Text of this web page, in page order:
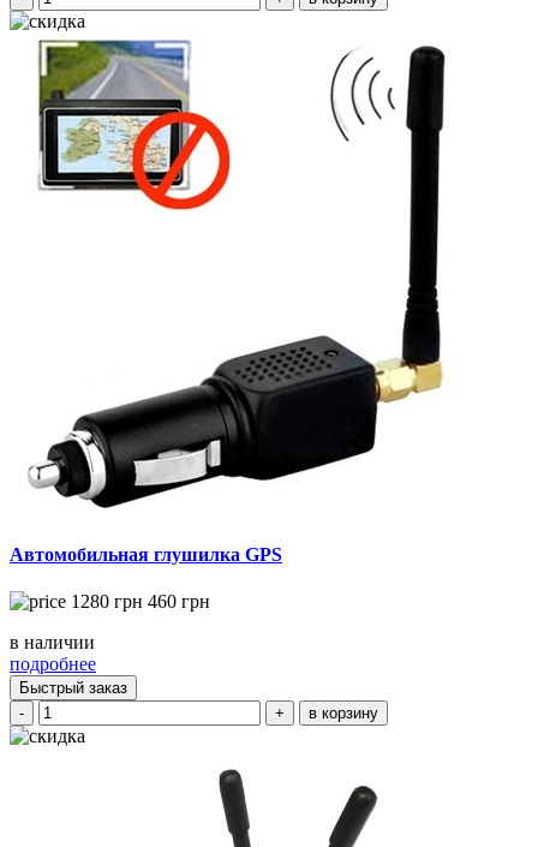
Автомобильная глушилка GPS
1280 грн 460 грн
в наличии
подробнее
Быстрый заказ
-
+ в корзину